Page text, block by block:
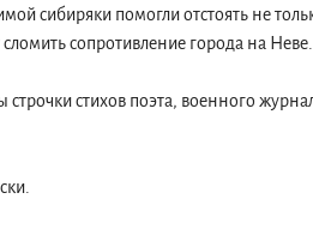
сибиряки помогли отстоять не
сопротивление города на Неве.
строчки стихов поэта, военного